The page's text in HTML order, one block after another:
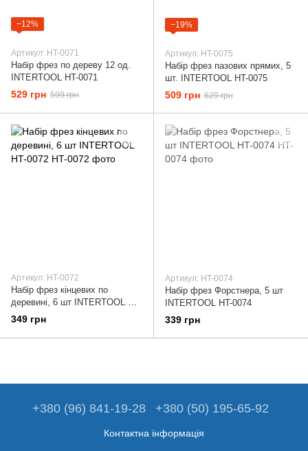
−12%
Артикул: HT-0071
Набір фрез по дереву 12 од.
INTERTOOL HT-0071
529 грн 599 грн
−19%
Артикул: HT-0075
Набір фрез пазових прямих, 5
шт. INTERTOOL HT-0075
509 грн 629 грн
Артикул: HT-0072
Набір фрез кінцевих по
деревині, 6 шт INTERTOOL HT-
0072
349 грн
Артикул: HT-0074
Набір фрез Форстнера, 5 шт
INTERTOOL HT-0074
339 грн
+380 (96) 841-19-28 +380 (50) 195-65-92
Контактна інформація